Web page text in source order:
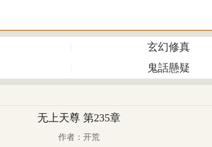
玄幻修真
鬼話懸疑
无上天尊 第235章
作者：开荒